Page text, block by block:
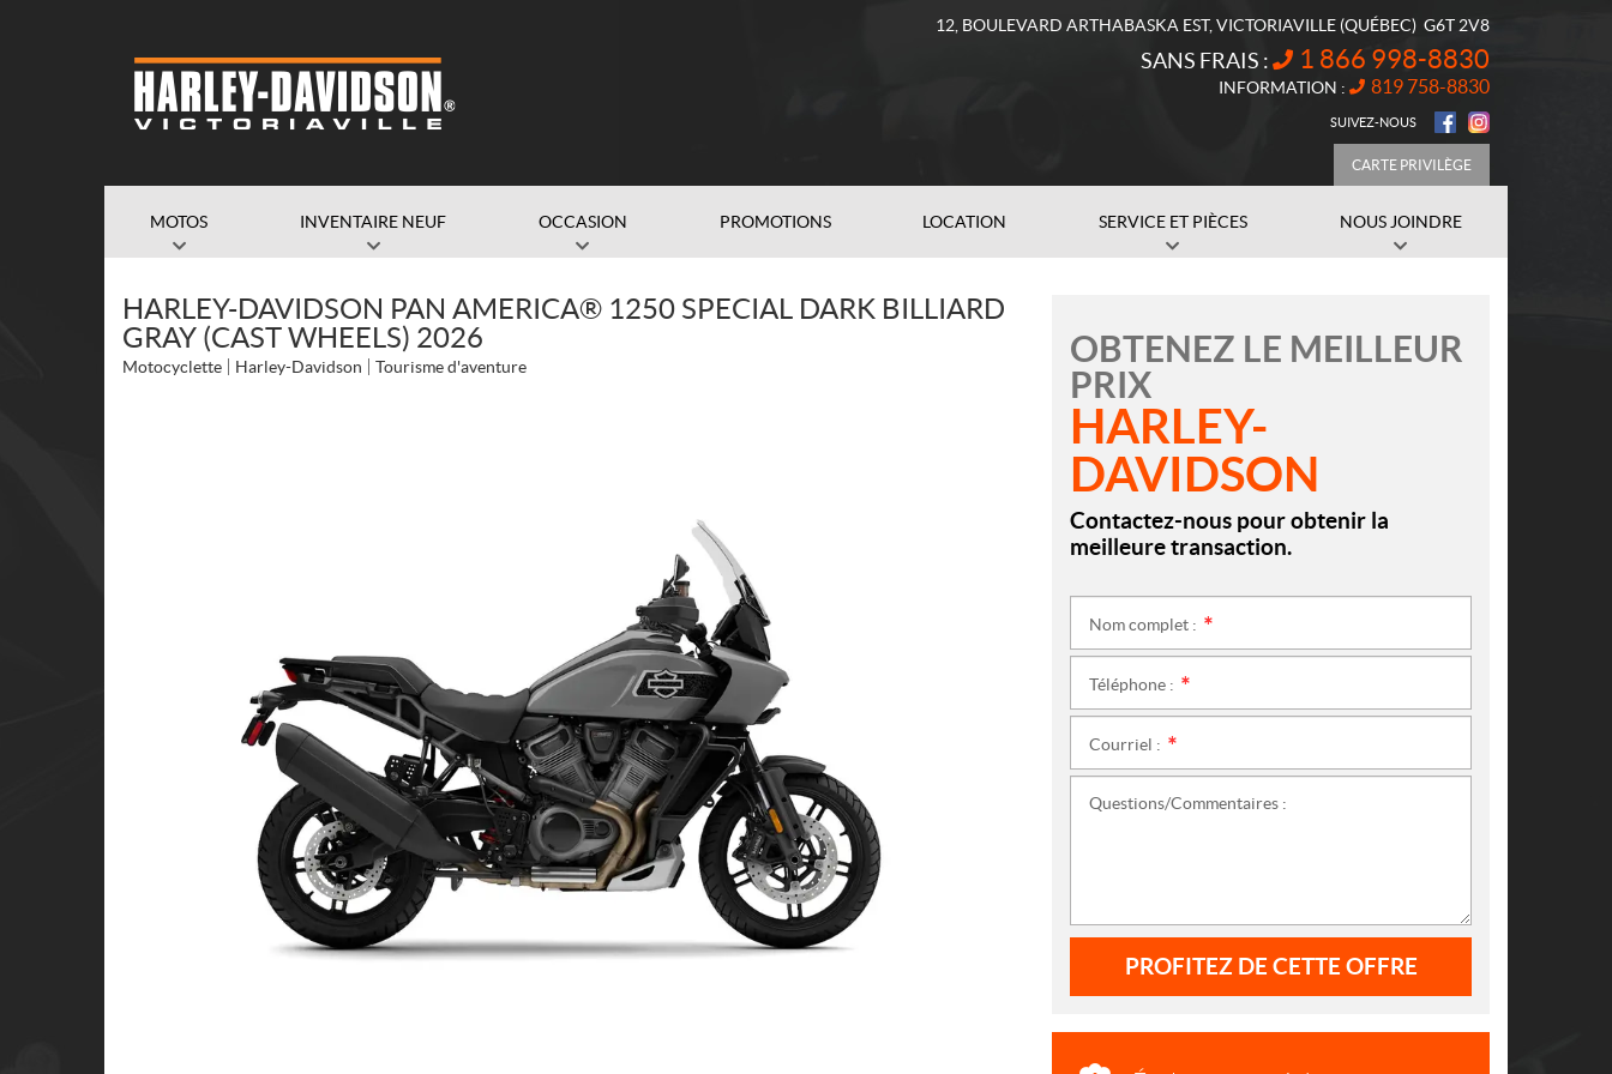
12, BOULEVARD ARTHABASKA EST, VICTORIAVILLE (QUÉBEC) G6T 2V8
SANS FRAIS : 1 866 998-8830
INFORMATION : 819 758-8830
SUIVEZ-NOUS
CARTE PRIVILÈGE
MOTOS INVENTAIRE NEUF OCCASION PROMOTIONS LOCATION SERVICE ET PIÈCES NOUS JOINDRE
HARLEY-DAVIDSON PAN AMERICA® 1250 SPECIAL DARK BILLIARD
GRAY (CAST WHEELS) 2026
Motocyclette Harley-Davidson Tourisme d'aventure
OBTENEZ LE MEILLEUR
PRIX
HARLEY-
DAVIDSON
Contactez-nous pour obtenir la
meilleure transaction.
Nom complet :
Téléphone :
Courriel :
Questions/Commentaires :
PROFITEZ DE CETTE OFFRE